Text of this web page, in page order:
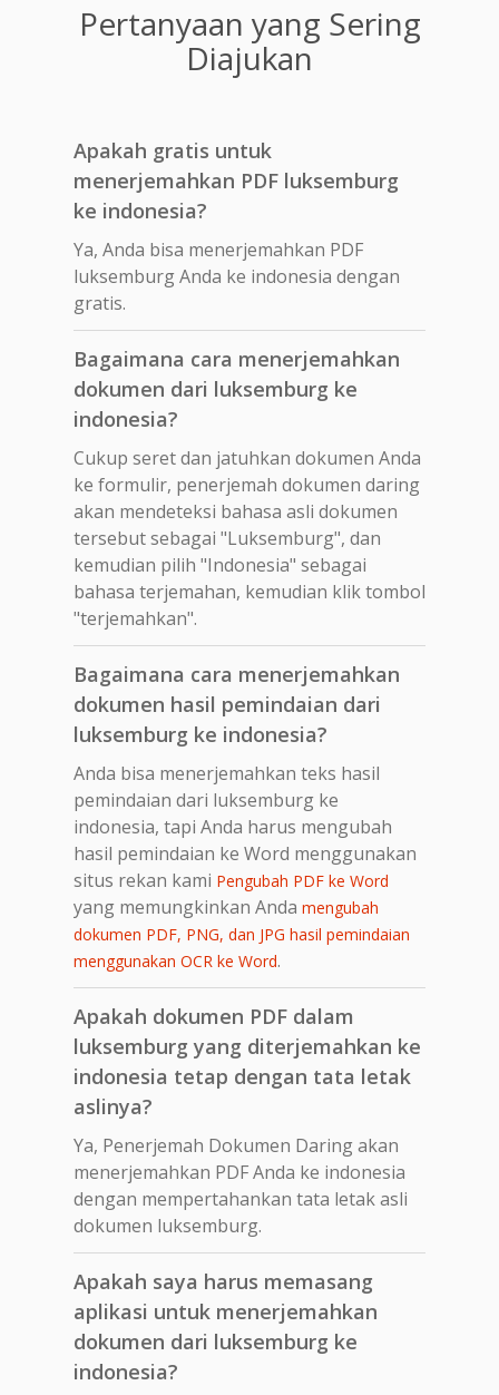
Pertanyaan yang Sering
Diajukan
Apakah gratis untuk
menerjemahkan PDF luksemburg
ke indonesia?
Ya, Anda bisa menerjemahkan PDF
luksemburg Anda ke indonesia dengan
gratis.
Bagaimana cara menerjemahkan
dokumen dari luksemburg ke
indonesia?
Cukup seret dan jatuhkan dokumen Anda
ke formulir, penerjemah dokumen daring
akan mendeteksi bahasa asli dokumen
tersebut sebagai "Luksemburg", dan
kemudian pilih "Indonesia" sebagai
bahasa terjemahan, kemudian klik tombol
"terjemahkan".
Bagaimana cara menerjemahkan
dokumen hasil pemindaian dari
luksemburg ke indonesia?
Anda bisa menerjemahkan teks hasil
pemindaian dari luksemburg ke
indonesia, tapi Anda harus mengubah
hasil pemindaian ke Word menggunakan
situs rekan kami Pengubah PDF ke Word
yang memungkinkan Anda mengubah
dokumen PDF, PNG, dan JPG hasil pemindaian
menggunakan OCR ke Word.
Apakah dokumen PDF dalam
luksemburg yang diterjemahkan ke
indonesia tetap dengan tata letak
aslinya?
Ya, Penerjemah Dokumen Daring akan
menerjemahkan PDF Anda ke indonesia
dengan mempertahankan tata letak asli
dokumen luksemburg.
Apakah saya harus memasang
aplikasi untuk menerjemahkan
dokumen dari luksemburg ke
indonesia?